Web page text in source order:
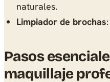
naturales.
Limpiador de brochas
Pasos
maquillaje